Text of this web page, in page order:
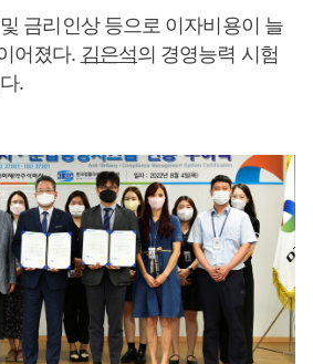
금리인상 등으로 이자비용이 늘
어졌다. 김은석의 경영능력 시험
.